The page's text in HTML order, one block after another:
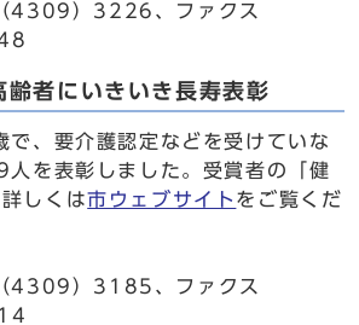
4309）3226、ファクス
者にいきいき長寿表彰
、要介護認定などを受けていな
人を表彰しました。受賞者の「健
しくは市ウェブサイト をご覧くだ
4309）3185、ファクス